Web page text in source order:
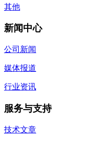
其他
新闻中心
公司新闻
媒体报道
行业资讯
服务与支持
技术文章